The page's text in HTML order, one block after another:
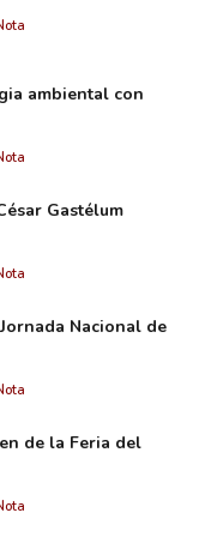
ambiental con
Gastélum
Nacional de
de la Feria del